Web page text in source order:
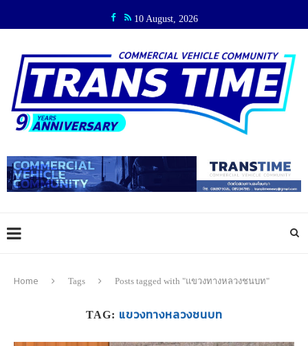
10 August, 2026
Home Tags Posts tagged with "แขวงทางหลวงชนบท"
TAG: แขวงทางหลวงชนบท